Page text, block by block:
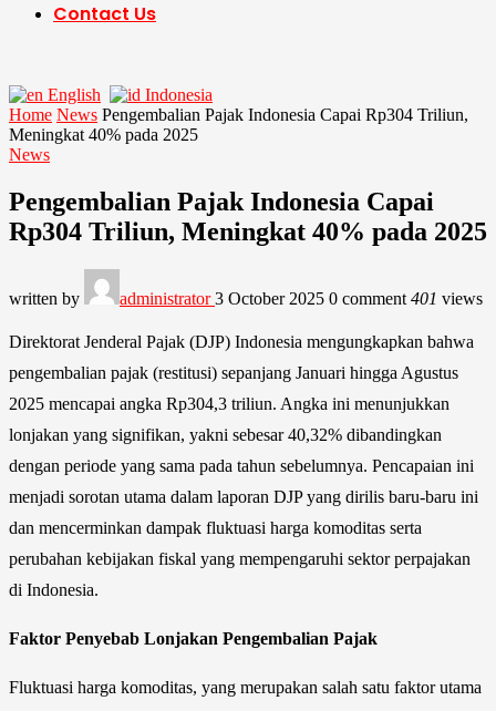
Contact Us
English
Indonesia
Home News Pengembalian Pajak Indonesia Capai Rp304 Triliun,
Meningkat 40% pada 2025
News
Pengembalian Pajak Indonesia Capai
Rp304 Triliun, Meningkat 40% pada 2025
written by administrator3 October 2025 0 comment 401 views
Direktorat Jenderal Pajak (DJP) Indonesia mengungkapkan bahwa
pengembalian pajak (restitusi) sepanjang Januari hingga Agustus
2025 mencapai angka Rp304,3 triliun. Angka ini menunjukkan
lonjakan yang signifikan, yakni sebesar 40,32% dibandingkan
dengan periode yang sama pada tahun sebelumnya. Pencapaian ini
menjadi sorotan utama dalam laporan DJP yang dirilis baru-baru ini
dan mencerminkan dampak fluktuasi harga komoditas serta
perubahan kebijakan fiskal yang mempengaruhi sektor perpajakan
di Indonesia.
Faktor Penyebab Lonjakan Pengembalian Pajak
Fluktuasi harga komoditas, yang merupakan salah satu faktor utama